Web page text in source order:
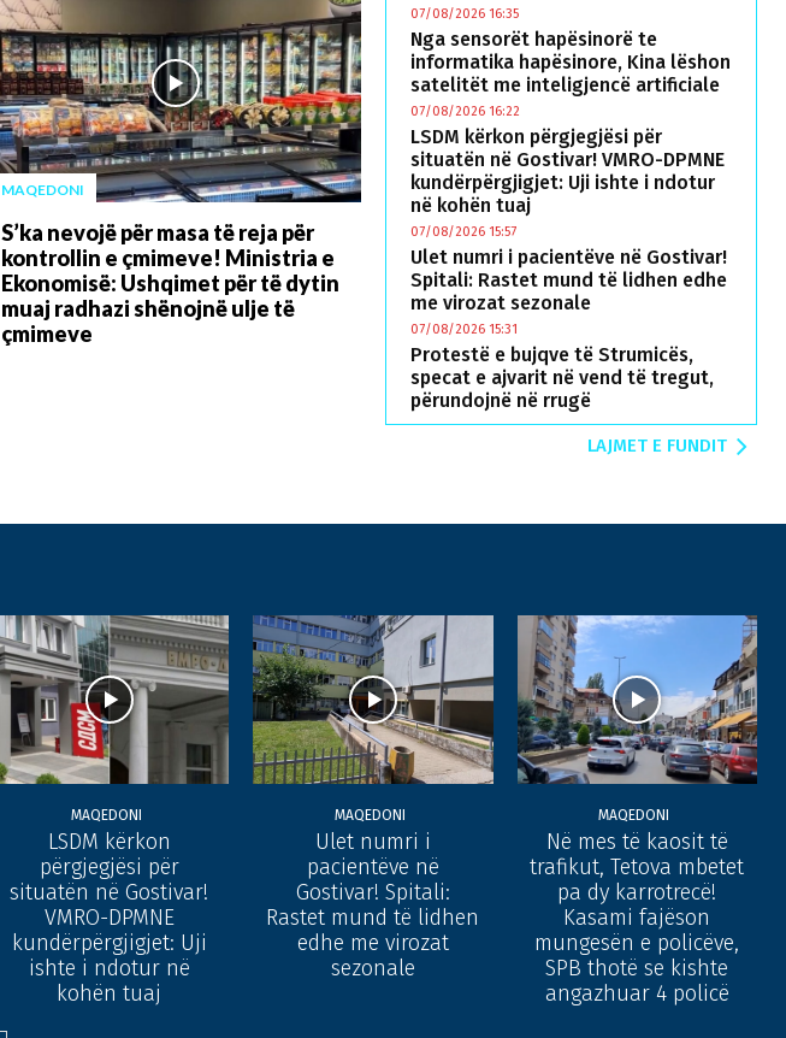
MAQEDONI
S’ka nevojë për masa të reja për
kontrollin e çmimeve! Ministria e
Ekonomisë: Ushqimet për të dytin
muaj radhazi shënojnë ulje të
çmimeve
07/08/2026 16:35
Nga sensorët hapësinorë te
informatika hapësinore, Kina lëshon
satelitët me inteligjencë artificiale
07/08/2026 16:22
LSDM kërkon përgjegjësi për
situatën në Gostivar! VMRO-DPMNE
kundërpërgjigjet: Uji ishte i ndotur
në kohën tuaj
07/08/2026 15:57
Ulet numri i pacientëve në Gostivar!
Spitali: Rastet mund të lidhen edhe
me virozat sezonale
07/08/2026 15:31
Protestë e bujqve të Strumicës,
specat e ajvarit në vend të tregut,
përundojnë në rrugë
LAJMET E FUNDIT
MAQEDONI
LSDM kërkon
përgjegjësi për
situatën në Gostivar!
VMRO-DPMNE
kundërpërgjigjet: Uji
ishte i ndotur në
kohën tuaj
MAQEDONI
Ulet numri i
pacientëve në
Gostivar! Spitali:
Rastet mund të lidhen
edhe me virozat
sezonale
MAQEDONI
Në mes të kaosit të
trafikut, Tetova mbetet
pa dy karrotrecë!
Kasami fajëson
mungesën e policëve,
SPB thotë se kishte
angazhuar 4 policë